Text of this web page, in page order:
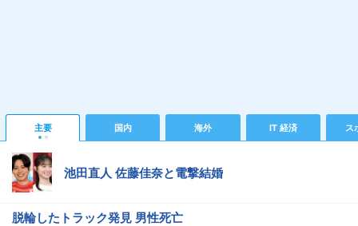
主要 国内 海外 IT 経済 ス
池田直人 佐藤佳奈と電撃結婚
脱輪したトラック発見 男性死亡